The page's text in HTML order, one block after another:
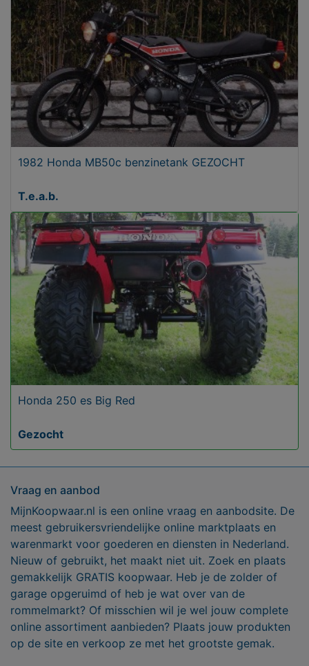
1982 Honda MB50c benzinetank GEZOCHT
T.e.a.b.
Honda 250 es Big Red
Gezocht
Vraag en aanbod
MijnKoopwaar.nl is een online vraag en aanbodsite. De
meest gebruikersvriendelijke online marktplaats en
warenmarkt voor goederen en diensten in Nederland.
Nieuw of gebruikt, het maakt niet uit. Zoek en plaats
gemakkelijk GRATIS koopwaar. Heb je de zolder of
garage opgeruimd of heb je wat over van de
rommelmarkt? Of misschien wil je wel jouw complete
online assortiment aanbieden? Plaats jouw produkten
op de site en verkoop ze met het grootste gemak.